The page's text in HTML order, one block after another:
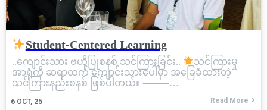
Student-Centered Learning
6 OCT, 25
..ကျောင်းသား ဗဟိုပြုစနစ် သင်ကြားခြင်း..
သင်ကြားမှု
အာရုံကို ဆရာထက် ကျောင်းသားပေါ်မှာ အခြေခံထားတဲ့
သင်ကြားနည်းစနစ် ဖြစ်ပါတယ်။ ⸻…
Read More